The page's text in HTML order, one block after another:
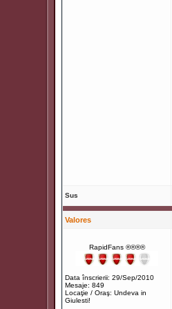
Sus
Valores
RapidFans ®®®®
Data înscrierii: 29/Sep/2010
Mesaje: 849
Locaţie / Oraş: Undeva in
Giulesti!